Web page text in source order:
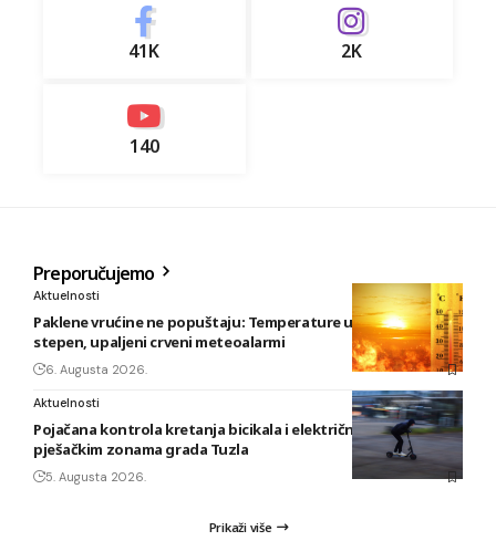
41K 2K
140
Preporučujemo
Aktuelnosti
Paklene vrućine ne popuštaju: Temperature u BiH i do 41
stepen, upaljeni crveni meteoalarmi
6. Augusta 2026.
Aktuelnosti
Pojačana kontrola kretanja bicikala i električnih romobila u
pješačkim zonama grada Tuzla
5. Augusta 2026.
Prikaži više